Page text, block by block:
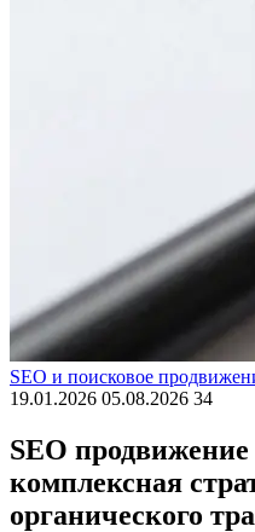
SEO и поисковое
19.01.2026 05.08.2026 34
SEO
комплексная
органического